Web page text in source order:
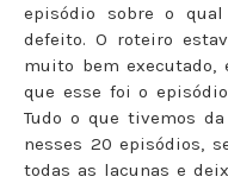
episódio sobre o
defeito. O roteiro
muito bem executado,
que esse foi o
Tudo o que tivemos
nesses 20 episódios,
todas as lacunas e